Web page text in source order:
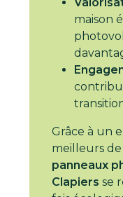
maison
Grâce à un
meilleurs de
panneaux
Clapiers se